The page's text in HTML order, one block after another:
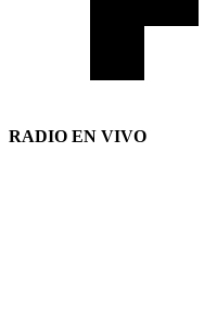
RADIO EN VIVO